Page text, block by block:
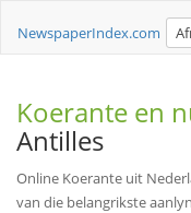
NewspaperIndex.com
Koerante en
Antilles
Online Koerante uit
van die belangrikste